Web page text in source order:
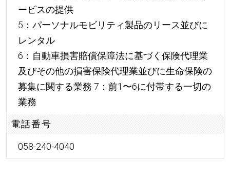
ービスの提供
5：パーソナルモビリティ製品のリース並びに
レンタル
6：自動車損害賠償保障法に基づく保険代理業
及びその他の損害保険代理業並びに生命保険の
募集に関する業務 7：前1〜6に付帯する一切の
業務
電話番号
058-240-4040